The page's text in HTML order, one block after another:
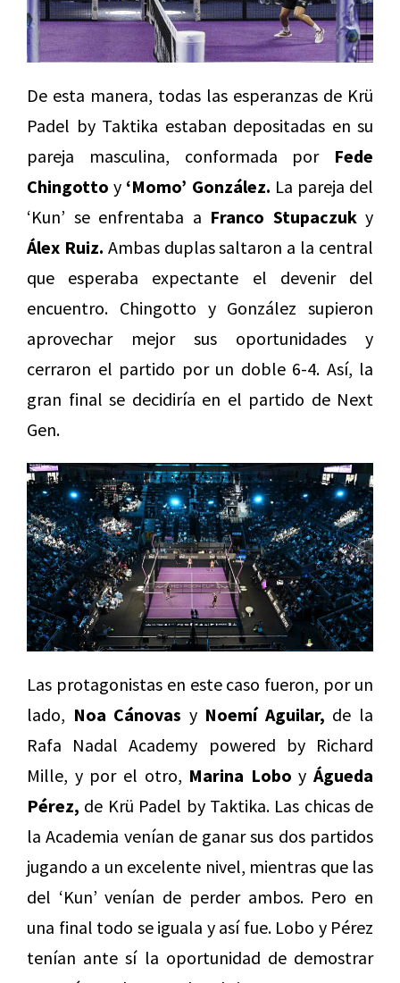
De esta manera, todas las esperanzas de Krü
Padel by Taktika estaban depositadas en su
pareja masculina, conformada por Fede
Chingotto y ‘Momo’ González. La pareja del
‘Kun’ se enfrentaba a Franco Stupaczuky
Álex Ruiz. Ambas duplas saltaron a la central
que esperaba expectante el devenir del
encuentro. Chingotto y González supieron
aprovechar mejor sus oportunidades y
cerraron el partido por un doble 6-4. Así, la
gran final se decidiría en el partido de Next
Gen.
Las protagonistas en este caso fueron, por un
lado, Noa Cánovas y Noemí Aguilar, de la
Rafa Nadal Academy powered by Richard
Mille, y por el otro, Marina Lobo y Águeda
Pérez, de Krü Padel by Taktika. Las chicas de
la Academia venían de ganar sus dos partidos
jugando a un excelente nivel, mientras que las
del ‘Kun’ venían de perder ambos. Pero en
una final todo se iguala y así fue. Lobo y Pérez
tenían ante sí la oportunidad de demostrar